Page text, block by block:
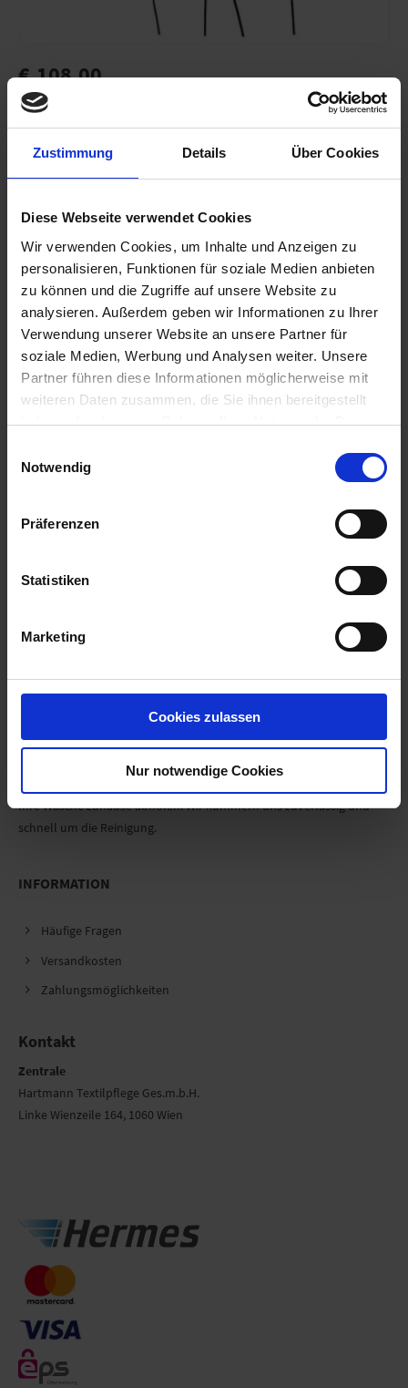
Zustimmung Details Über Cookies
Diese Webseite verwendet Cookies
Wir verwenden Cookies, um Inhalte und Anzeigen zu
personalisieren, Funktionen für soziale Medien anbieten
zu können und die Zugriffe auf unsere Website zu
analysieren. Außerdem geben wir Informationen zu Ihrer
Verwendung unserer Website an unsere Partner für
soziale Medien, Werbung und Analysen weiter. Unsere
Partner führen diese Informationen möglicherweise mit
weiteren Daten zusammen, die Sie ihnen bereitgestellt
haben oder die sie im Rahmen Ihrer Nutzung der Dienste
Notwendig
Präferenzen
Statistiken
Marketing
Cookies zulassen
Nur notwendige Cookies
€108,00
inkl. USt.
Stückzahl:
Material: Leder
Beschreibung:
Leder ist ein Naturprodukt! Die richtige Pflege entscheidet über
Optik, Tragekomfort und Haltbarkeit. Die Firma Hartmann ist seit
Jahrzehnten auf die Pflege hochwertiger Lederteile spezialisiert.
Bei uns ist ihre "zweite Haut" in kompetenten Händen!
Leder wird in unserem Betrieb fachmännisch gereinigt. Flecken
gereinigt, rückgefettet, die Farben mit passendem Pigmentstoff
Zurück
Textilreinigung
Bringen Sie Ihre Wäsche bequem in unser Geschäft oder lassen Sie
Ihre Wäsche zuhause abholen. Wir kümmern uns zuverlässig und
schnell um die Reinigung.
INFORMATION
Häufige Fragen
Versandkosten
Zahlungsmöglichkeiten
Kontakt
Zentrale
Hartmann Textilpflege Ges.m.b.H.
Linke Wienzeile 164, 1060 Wien